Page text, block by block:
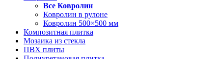
Все Ковролин
Ковролин в рулоне
Ковролин 500×500 мм
Композитная плитка
Мозаика из стекла
ПВХ плиты